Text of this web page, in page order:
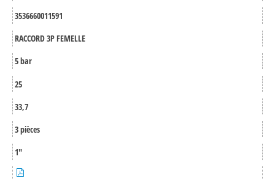
3536660011591
RACCORD 3P FEMELLE
5 bar
25
33,7
3 pièces
1"